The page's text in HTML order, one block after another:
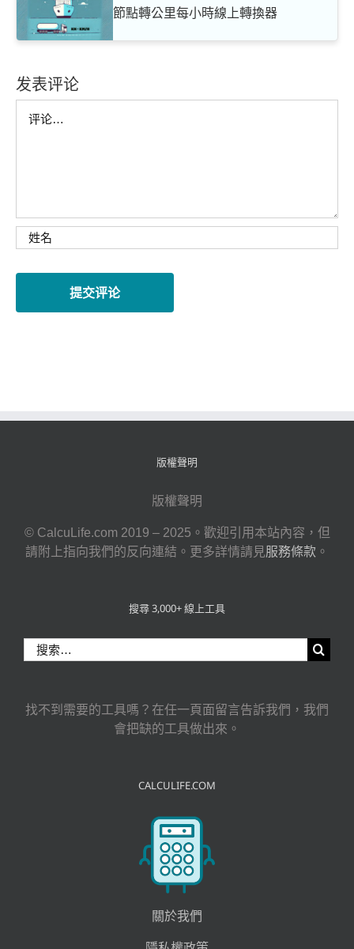
節點轉公里每小時線上轉換器
发表评论
版權聲明
版權聲明
© CalcuLife.com 2019 – 2025。歡迎引用本站內容，但
請附上指向我們的反向連結。更多詳情請見服務條款 。
搜尋 3,000+ 線上工具
索
果：
找不到需要的工具嗎？在任一頁面留言告訴我們，我們
會把缺的工具做出來。
CALCULIFE.COM
關於我們